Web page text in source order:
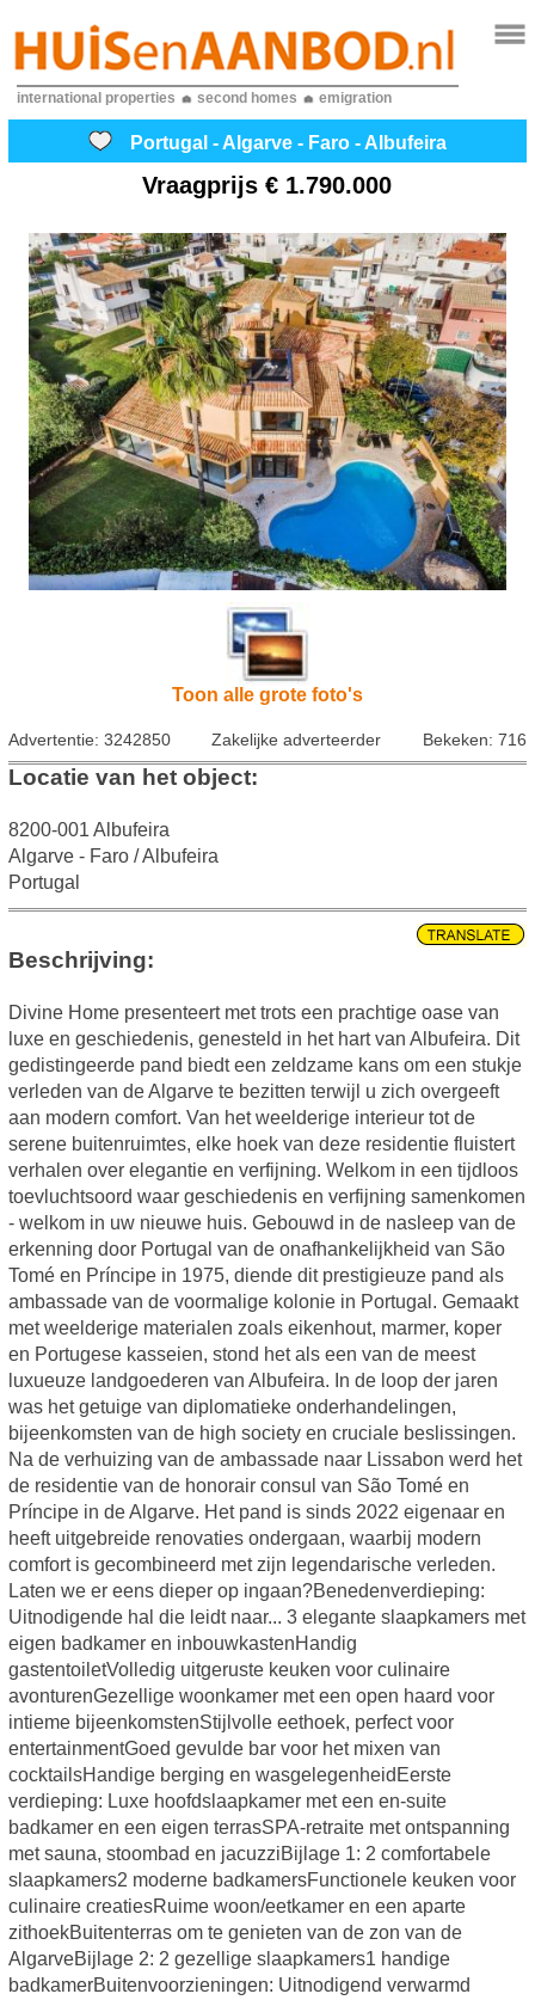
international properties second homes emigration
Portugal - Algarve - Faro - Albufeira
Vraagprijs€ 1.790.000
Toon alle grote foto's
Advertentie: 3242850 Zakelijke adverteerder Bekeken: 716
Locatie van het object:
8200-001 Albufeira
Algarve - Faro / Albufeira
Portugal
Beschrijving:
Divine Home presenteert met trots een prachtige oase van
luxe en geschiedenis, genesteld in het hart van Albufeira. Dit
gedistingeerde pand biedt een zeldzame kans om een stukje
verleden van de Algarve te bezitten terwijl u zich overgeeft
aan modern comfort. Van het weelderige interieur tot de
serene buitenruimtes, elke hoek van deze residentie fluistert
verhalen over elegantie en verfijning. Welkom in een tijdloos
toevluchtsoord waar geschiedenis en verfijning samenkomen
- welkom in uw nieuwe huis. Gebouwd in de nasleep van de
erkenning door Portugal van de onafhankelijkheid van São
Tomé en Príncipe in 1975, diende dit prestigieuze pand als
ambassade van de voormalige kolonie in Portugal. Gemaakt
met weelderige materialen zoals eikenhout, marmer, koper
en Portugese kasseien, stond het als een van de meest
luxueuze landgoederen van Albufeira. In de loop der jaren
was het getuige van diplomatieke onderhandelingen,
bijeenkomsten van de high society en cruciale beslissingen.
Na de verhuizing van de ambassade naar Lissabon werd het
de residentie van de honorair consul van São Tomé en
Príncipe in de Algarve. Het pand is sinds 2022 eigenaar en
heeft uitgebreide renovaties ondergaan, waarbij modern
comfort is gecombineerd met zijn legendarische verleden.
Laten we er eens dieper op ingaan?Benedenverdieping:
Uitnodigende hal die leidt naar... 3 elegante slaapkamers met
eigen badkamer en inbouwkastenHandig
gastentoiletVolledig uitgeruste keuken voor culinaire
avonturenGezellige woonkamer met een open haard voor
intieme bijeenkomstenStijlvolle eethoek, perfect voor
entertainmentGoed gevulde bar voor het mixen van
cocktailsHandige berging en wasgelegenheidEerste
verdieping: Luxe hoofdslaapkamer met een en-suite
badkamer en een eigen terrasSPA-retraite met ontspanning
met sauna, stoombad en jacuzziBijlage 1: 2 comfortabele
slaapkamers2 moderne badkamersFunctionele keuken voor
culinaire creatiesRuime woon/eetkamer en een aparte
zithoekBuitenterras om te genieten van de zon van de
AlgarveBijlage 2: 2 gezellige slaapkamers1 handige
badkamerBuitenvoorzieningen: Uitnodigend verwarmd